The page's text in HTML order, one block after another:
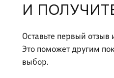
И
Оставьте первый отзыв
Это поможет другим
выбор.